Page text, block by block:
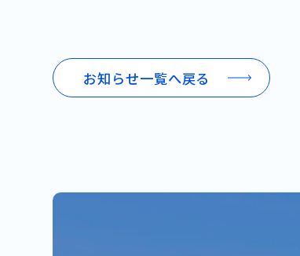
お知らせ一覧へ戻る